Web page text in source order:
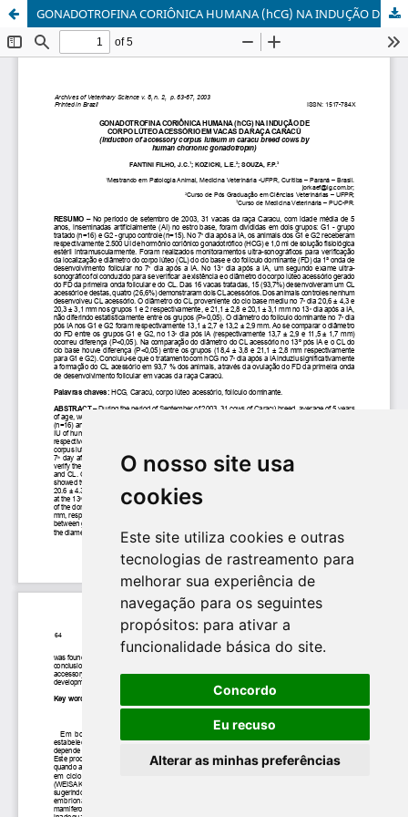
O nosso site usa
cookies
Este site utiliza cookies e outras
tecnologias de rastreamento para
melhorar sua experiência de
navegação para os seguintes
propósitos: para ativar a
funcionalidade básica do site.
Concordo
Eu recuso
Alterar as minhas preferências
GONADOTROFINA CORIÔNICA HUMANA (hCG) NA INDUÇÃO DE CORPO LÚTEO ACESSÓRIO EM VACAS DA RAÇA CARACÚ